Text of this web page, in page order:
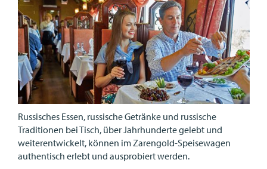
Russisches Essen, russische Getränke und russische
Traditionen bei Tisch, über Jahrhunderte gelebt und
weiterentwickelt, können im Zarengold-Speisewagen
authentisch erlebt und ausprobiert werden.